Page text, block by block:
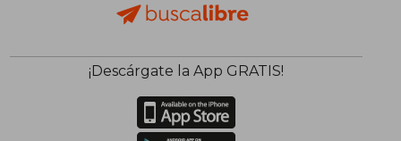
¡Descárgate la App GRATIS!